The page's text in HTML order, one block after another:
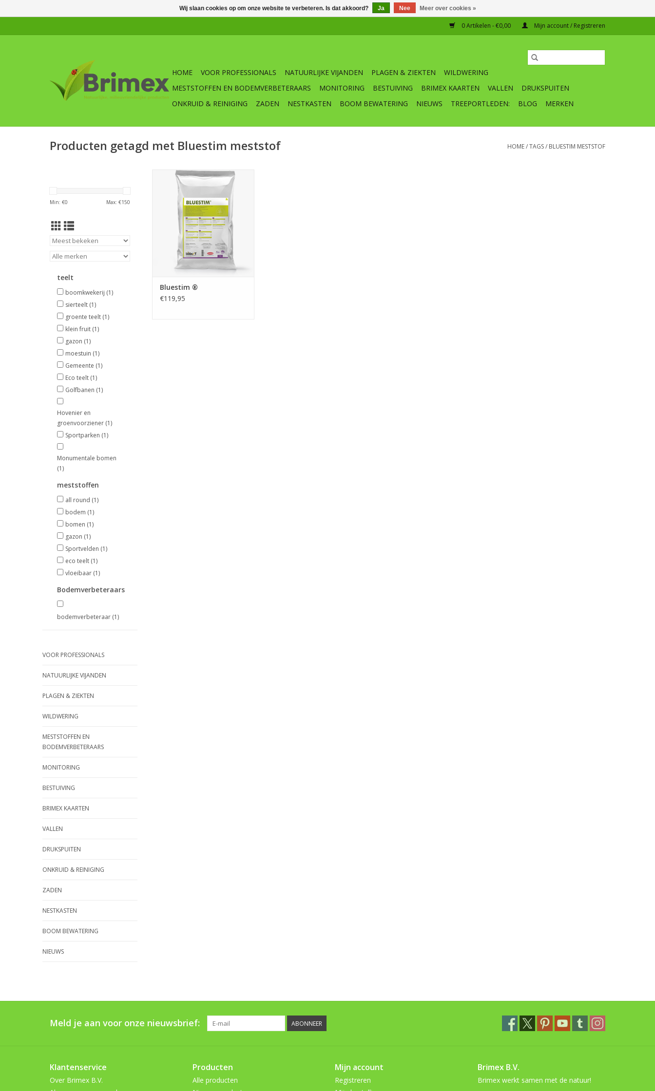
0 Artikelen - €0,00 Mijn account / Registreren
HOME VOOR PROFESSIONALS NATUURLIJKE VIJANDEN PLAGEN & ZIEKTEN
WILDWERING
MESTSTOFFEN EN BODEMVERBETERAARS
MONITORING BESTUIVING BRIMEX KAARTEN VALLEN
DRUKSPUITEN
ONKRUID & REINIGING
ZADEN NESTKASTEN BOOM BEWATERING NIEUWS TREEPORTLEDEN: BLOG MERKEN
Producten getagd met Bluestim meststof HOME/TAGS/ BLUESTIM MESTSTOF
Min: €0 Max: €150
teelt
boomkwekerij (1)
sierteelt (1)
groente teelt (1)
klein fruit (1)
gazon (1)
moestuin (1)
Gemeente (1)
Eco teelt (1)
Golfbanen (1)
Hovenier en
groenvoorziener (1)
Sportparken (1)
Monumentale bomen
(1)
meststoffen
all round (1)
bodem (1)
bomen (1)
gazon (1)
Sportvelden (1)
eco teelt (1)
vloeibaar (1)
Bodemverbeteraars
bodemverbeteraar (1)
VOOR PROFESSIONALS
NATUURLIJKE VIJANDEN
PLAGEN & ZIEKTEN
WILDWERING
MESTSTOFFEN EN
BODEMVERBETERAARS
MONITORING
BESTUIVING
BRIMEX KAARTEN
VALLEN
DRUKSPUITEN
ONKRUID & REINIGING
ZADEN
NESTKASTEN
BOOM BEWATERING
NIEUWS
Bluestim verbetert de prestaties
en laat de stress verdwijnen in
gewassen of gazon bij
omgevingsstress zoals droogte,
temperatuurveranderingen,
zoutstress en waterstress.
TOEVOEGEN AAN WINKELWAGEN
Bluestim ®
€119,95
Meld je aan voor onze nieuwsbrief: ABONNEER
Klantenservice
Over Brimex B.V.
Producten
Alle producten
Mijn account
Registreren
Brimex B.V.
Brimex werkt samen met de natuur!
Wij slaan cookies op om onze website te verbeteren. Is dat akkoord? Ja Nee Meer over cookies »